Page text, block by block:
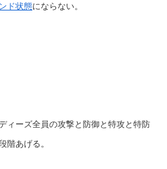
ド状態にならない。
ィーズ全員の攻撃と防御と特攻と特防
階あげる。